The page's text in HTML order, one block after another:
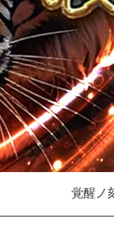
覚醒ノ